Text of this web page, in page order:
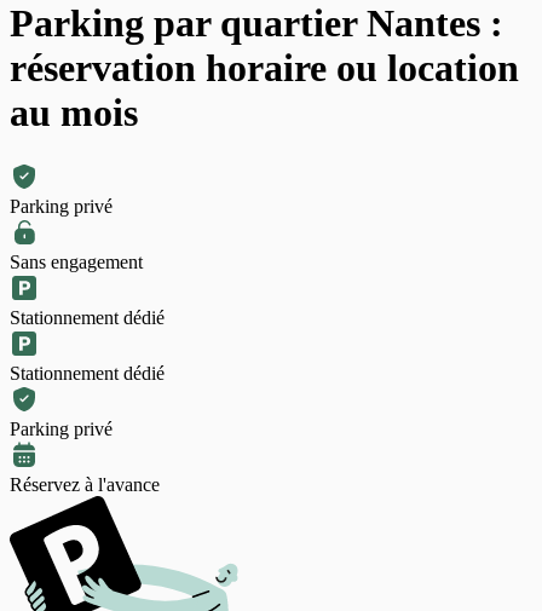
Parking par quartier Nantes :
réservation horaire ou location
au mois
Parking privé
Sans engagement
Stationnement dédié
Stationnement dédié
Parking privé
Réservez à l'avance